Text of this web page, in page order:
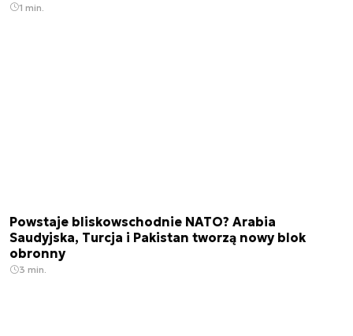
1 min.
Powstaje bliskowschodnie NATO? Arabia
Saudyjska, Turcja i Pakistan tworzą nowy blok
obronny
3 min.